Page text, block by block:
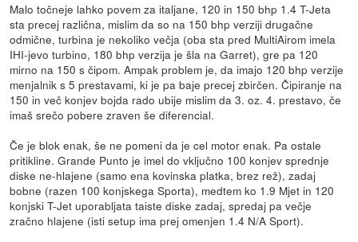
Malo točneje lahko povem za italjane, 120 in 150 bhp 1.4 T-Jeta
sta precej različna, mislim da so na 150 bhp verziji drugačne
odmične, turbina je nekoliko večja (oba sta pred MultiAirom imela
IHI-jevo turbino, 180 bhp verzija je šla na Garret), gre pa 120
mirno na 150 s čipom. Ampak problem je, da imajo 120 bhp verzije
menjalnik s 5 prestavami, ki je pa baje precej zbirčen. Čipiranje na
150 in več konjev bojda rado ubije mislim da 3. oz. 4. prestavo, če
imaš srečo pobere zraven še diferencial.
Če je blok enak, še ne pomeni da je cel motor enak. Pa ostale
pritikline. Grande Punto je imel do vključno 100 konjev sprednje
diske ne-hlajene (samo ena kovinska platka, brez rež), zadaj
bobne (razen 100 konjskega Sporta), medtem ko 1.9 Mjet in 120
konjski T-Jet uporabljata taiste diske zadaj, spredaj pa večje
zračno hlajene (isti setup ima prej omenjen 1.4 N/A Sport).